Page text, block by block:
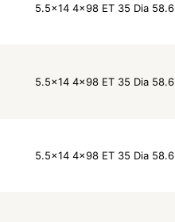
5.5x14 4x98 ET 35 Dia 58.6
5.5x14 4x98 ET 35 Dia 58.6
5.5x14 4x98 ET 35 Dia 58.6